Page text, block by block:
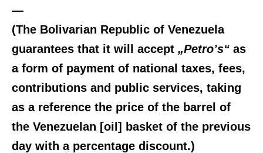
—
(The Bolivarian Republic of Venezuela
guarantees that it will accept „Petro’s“ as
a form of payment of national taxes, fees,
contributions and public services, taking
as a reference the price of the barrel of
the Venezuelan [oil] basket of the previous
day with a percentage discount.)